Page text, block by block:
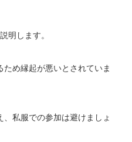
明します。
め縁起が悪いとされていま
、私服での参加は避けましょ